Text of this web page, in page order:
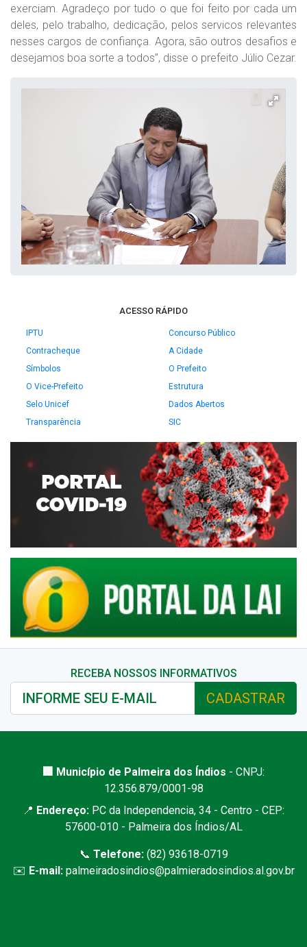
exerciam. Agradeço por tudo o que foi feito por cada um
deles, pelo trabalho, dedicação, pelos servicos relevantes
nesses cargos de confiança. Agora, são outros desafios e
desejamos boa sorte a todos”, disse o prefeito Júlio Cezar.
ACESSO RÁPIDO
IPTU
Concurso Público
Contracheque
A Cidade
Símbolos
O Prefeito
O Vice-Prefeito
Estrutura
Selo Unicef
Dados Abertos
Transparência
SIC
RECEBA NOSSOS INFORMATIVOS
CADASTRAR
🏢 Município de Palmeira dos Índios - CNPJ:
12.356.879/0001-98
📍 Endereço: PC da Independencia, 34 - Centro - CEP:
57600-010 - Palmeira dos Índios/AL
📞 Telefone:(82) 93618-0719
✉️ E-mail: palmeiradosindios@palmieradosindios.al.gov.br